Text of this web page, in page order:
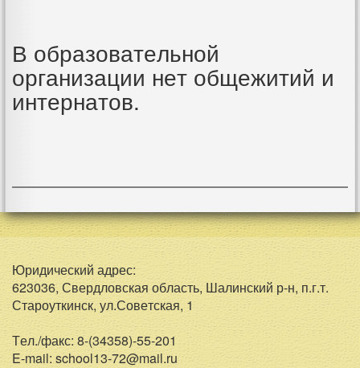
В образовательной
организации нет общежитий и
интернатов.
Юридический адрес:
623036, Свердловская область, Шалинский р-н, п.г.т.
Староуткинск, ул.Советская, 1
Тел./факс: 8-(34358)-55-201
E-mail: school13-72@mail.ru